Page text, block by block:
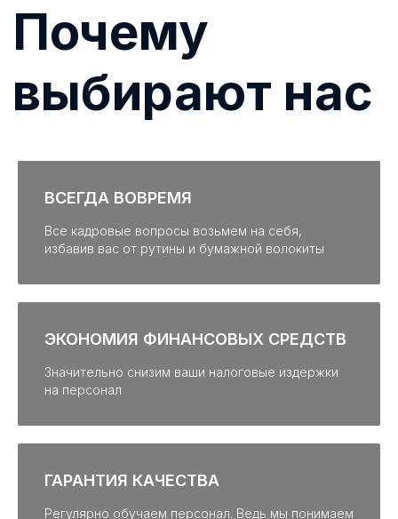
ВСЕГДА ВОВРЕМЯ
Все кадровые вопросы возьмем на себя,
избавив вас от рутины и бумажной волокиты
ЭКОНОМИЯ ФИНАНСОВЫХ СРЕДСТВ
Значительно снизим ваши налоговые издержки
на персонал
ГАРАНТИЯ КАЧЕСТВА
Регулярно обучаем персонал. Ведь мы понимаем